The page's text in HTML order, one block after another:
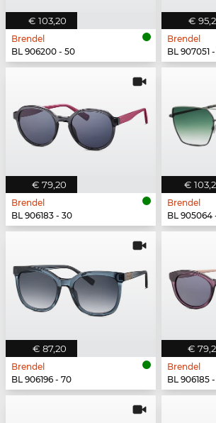
€ 103,20
Brendel
BL 906200 - 50
€
Brendel
BL 907051 -
€ 79,20
Brendel
BL 906183 - 30
€
Brendel
BL 905064
€ 87,20
Brendel
BL 906196 - 70
€
Brendel
BL 906185